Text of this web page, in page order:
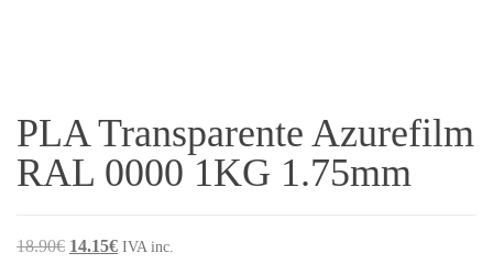
PLA Transparente Azurefilm
RAL 0000 1KG 1.75mm
18.90€ O preço original era: 18.90€.
14.15€O preço atual é: 14.15€.
IVA inc.